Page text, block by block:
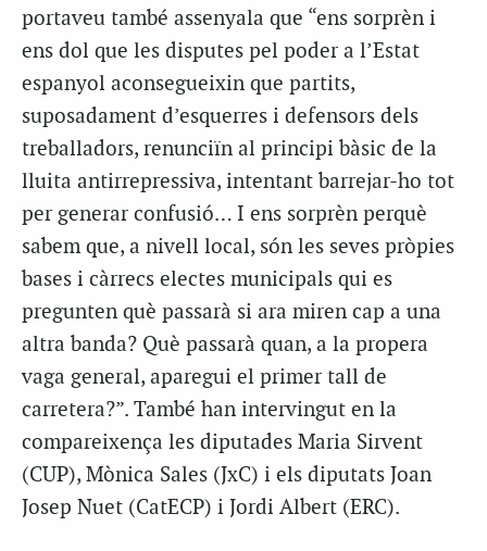
portaveu també assenyala que “ens sorprèn i
ens dol que les disputes pel poder a l’Estat
espanyol aconsegueixin que partits,
suposadament d’esquerres i defensors dels
treballadors, renunciïn al principi bàsic de la
lluita antirrepressiva, intentant barrejar-ho tot
per generar confusió… I ens sorprèn perquè
sabem que, a nivell local, són les seves pròpies
bases i càrrecs electes municipals qui es
pregunten què passarà si ara miren cap a una
altra banda? Què passarà quan, a la propera
vaga general, aparegui el primer tall de
carretera?”. També han intervingut en la
compareixença les diputades Maria Sirvent
(CUP), Mònica Sales (JxC) i els diputats Joan
Josep Nuet (CatECP) i Jordi Albert (ERC).